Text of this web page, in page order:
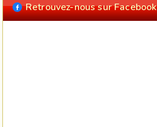
Retrouvez-nous sur Facebook